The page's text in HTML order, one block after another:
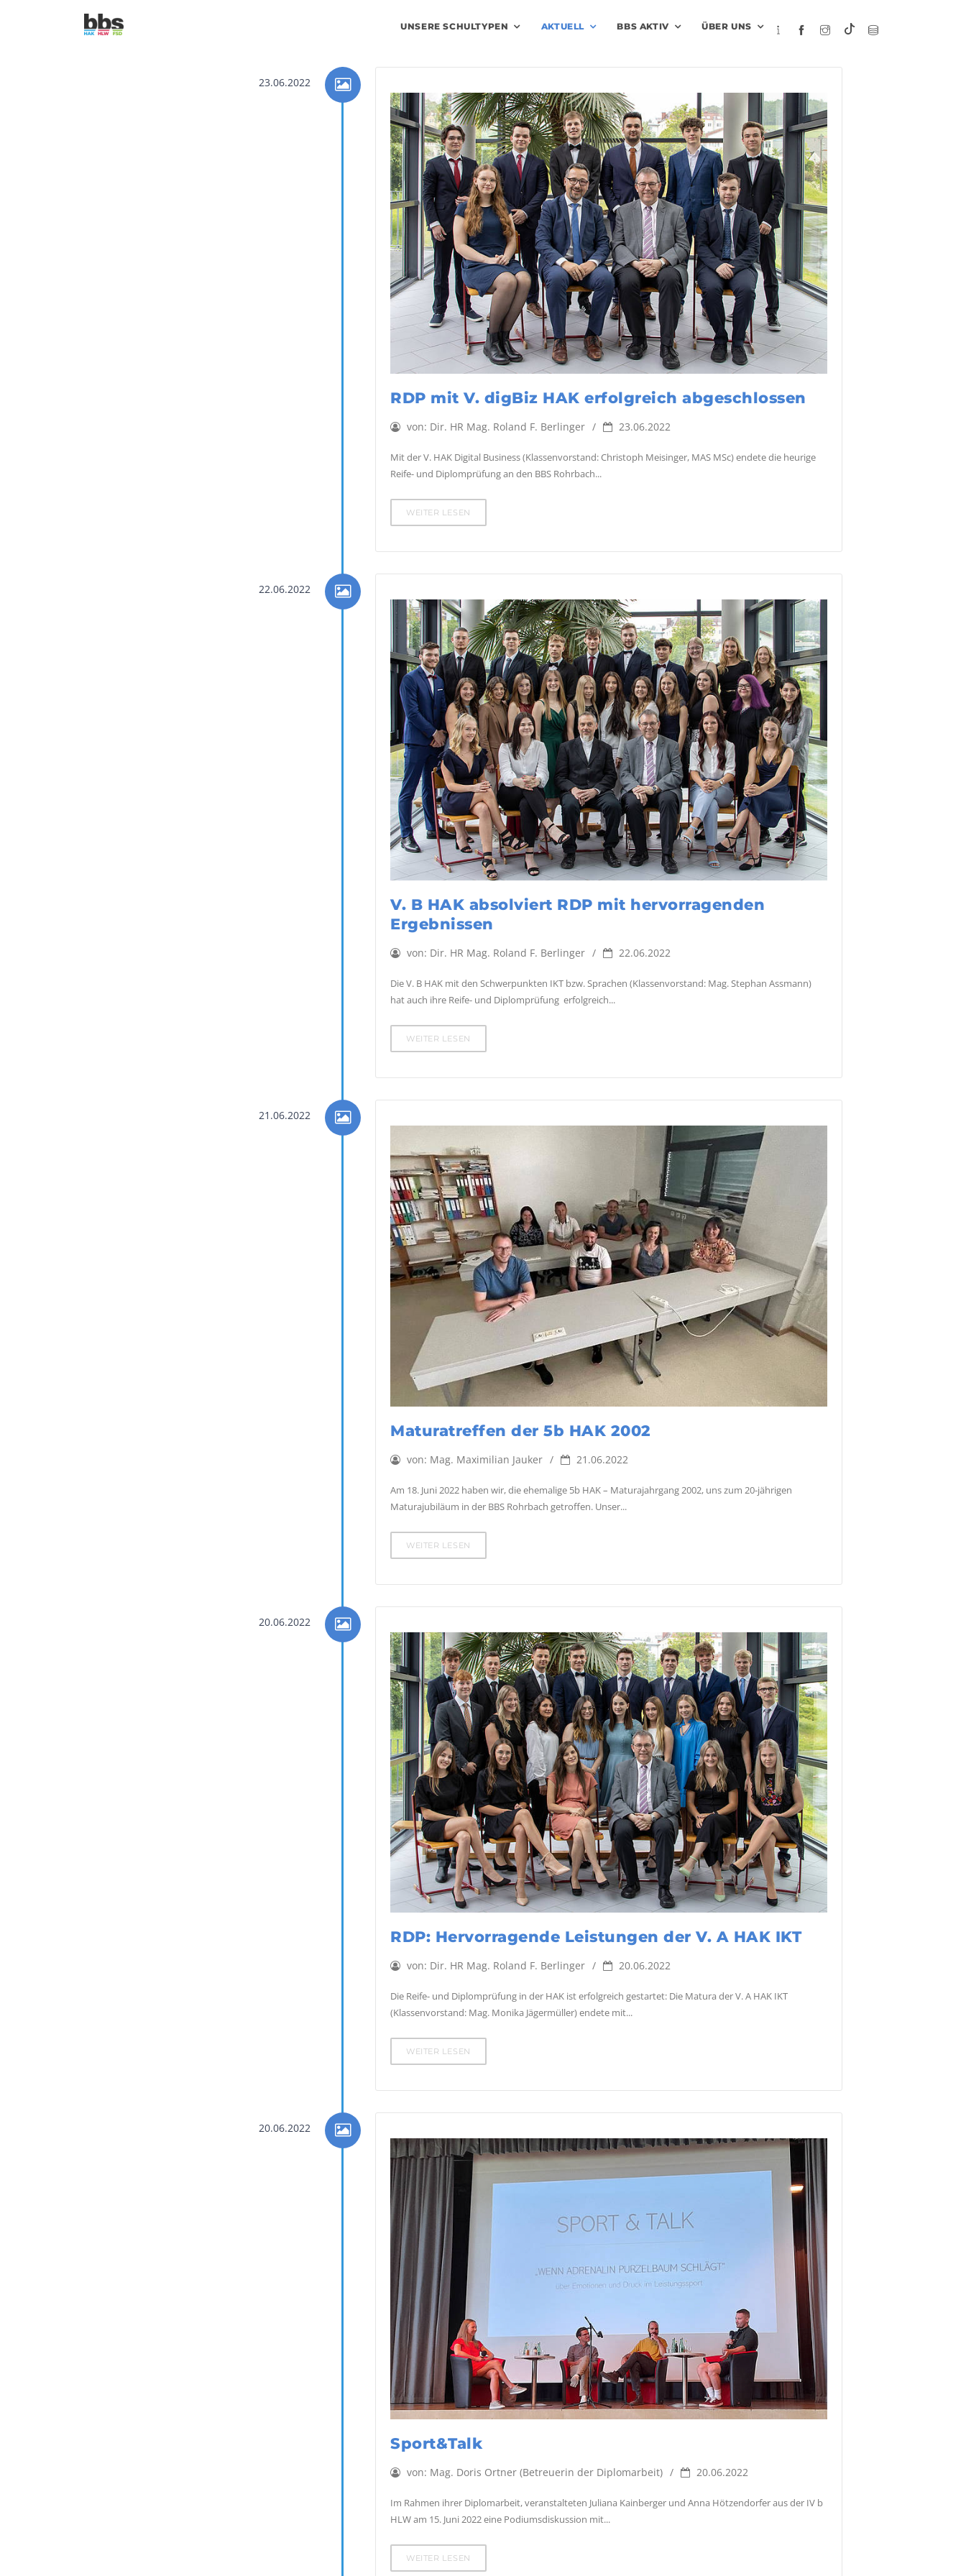
UNSERE SCHULTYPEN AKTUELL BBS AKTIV ÜBER UNS
23.06.2022
RDP mit V. digBiz HAK erfolgreich abgeschlossen
von: Dir. HR Mag. Roland F. Berlinger 23.06.2022
Mit der V. HAK Digital Business (Klassenvorstand: Christoph Meisinger, MAS MSc) endete die heurige
Reife- und Diplomprüfung an den BBS Rohrbach...
WEITER LESEN
22.06.2022
V. B HAK absolviert RDP mit hervorragenden
Ergebnissen
von: Dir. HR Mag. Roland F. Berlinger 22.06.2022
Die V. B HAK mit den Schwerpunkten IKT bzw. Sprachen (Klassenvorstand: Mag. Stephan Assmann)
hat auch ihre Reife- und Diplomprüfung erfolgreich...
WEITER LESEN
21.06.2022
Maturatreffen der 5b HAK 2002
von: Mag. Maximilian Jauker 21.06.2022
Am 18. Juni 2022 haben wir, die ehemalige 5b HAK – Maturajahrgang 2002, uns zum 20-jährigen
Maturajubiläum in der BBS Rohrbach getroffen. Unser...
WEITER LESEN
20.06.2022
RDP: Hervorragende Leistungen der V. A HAK IKT
von: Dir. HR Mag. Roland F. Berlinger 20.06.2022
Die Reife- und Diplomprüfung in der HAK ist erfolgreich gestartet: Die Matura der V. A HAK IKT
(Klassenvorstand: Mag. Monika Jägermüller) endete mit...
WEITER LESEN
20.06.2022
Sport&Talk
von: Mag. Doris Ortner (Betreuerin der Diplomarbeit) 20.06.2022
Im Rahmen ihrer Diplomarbeit, veranstalteten Juliana Kainberger und Anna Hötzendorfer aus der IV b
HLW am 15. Juni 2022 eine Podiumsdiskussion mit...
WEITER LESEN